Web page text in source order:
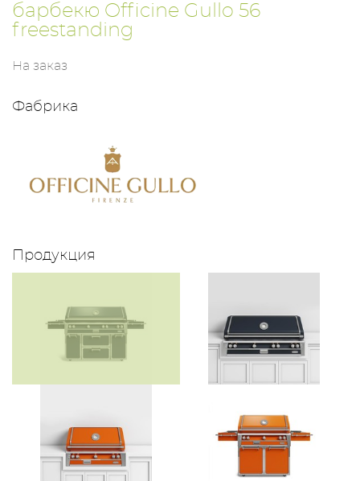
барбекю Officine Gullo 56
freestanding
На заказ
Фабрика
Продукция